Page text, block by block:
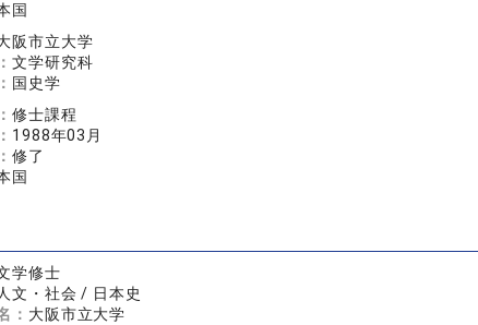
国
阪市立大学
文学研究科
国史学
修士課程
1988年03月
修了
国
学修士
人文・社会 / 日本史
： 大阪市立大学